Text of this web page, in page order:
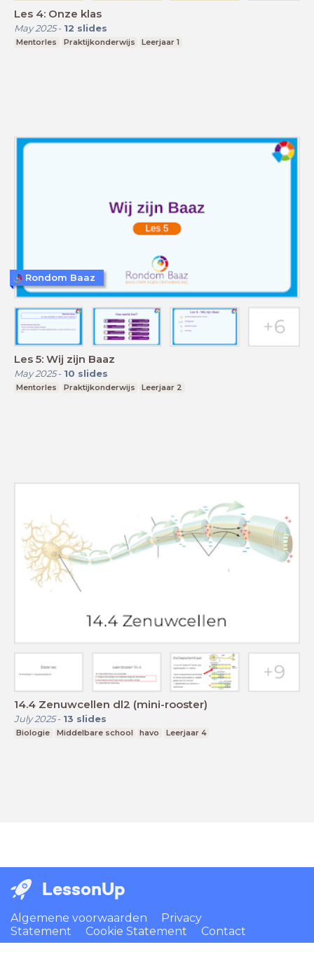
Les 4: Onze klas
May 2025- 12 slides
Mentorles Praktijkonderwijs Leerjaar 1
Les 5: Wij zijn Baaz
May 2025- 10 slides
Mentorles Praktijkonderwijs Leerjaar 2
Rondom Baaz
14.4 Zenuwcellen dl2 (mini-rooster)
July 2025- 13 slides
Biologie Middelbare school havo Leerjaar 4
LessonUp
Algemene voorwaarden
Privacy
Statement
Cookie Statement Contact